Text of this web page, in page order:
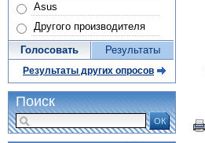
Asus
Другого производителя
Голосовать Результаты
Результаты других опросов
Поиск
ОК